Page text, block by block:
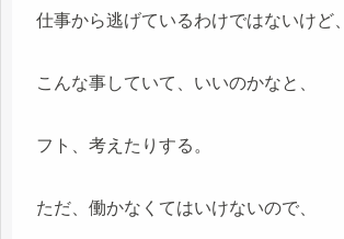
仕事から逃げているわけではないけど、
こんな事していて、いいのかなと、
フト、考えたりする。
ただ、働かなくてはいけないので、